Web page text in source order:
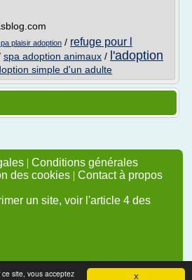
X
site, vous acceptez
plaisir adoption / refuge pour l
spa adoption animaux / l'adoption
simple d'un adulte
| Conditions générales
des cookies | Contact à propos
un site, voir l'article 4 des